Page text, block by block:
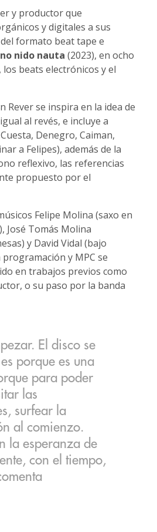
y productor que
y digitales a sus
formato beat tape e
nido nauta (2023), en ocho
beats electrónicos y el
Rever se inspira en la idea de
al revés, e incluye a
Denegro, Caiman,
a Felipes), además de la
reflexivo, las referencias
propuesto por el
Felipe Molina (saxo en
José Tomás Molina
y David Vidal (bajo
y MPC se
en trabajos previos como
o su paso por la banda
El disco se
porque es una
para poder
las
surfear la
al comienzo.
la esperanza de
con el tiempo,